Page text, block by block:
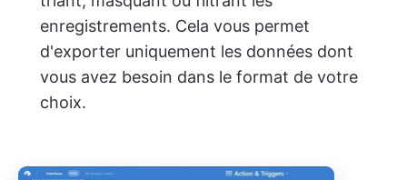
enregistrements. Cela vous permet
d'exporter uniquement les données dont
vous avez besoin dans le format de votre
choix.